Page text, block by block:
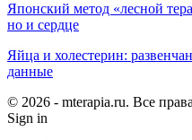
Японский метод «лесной
но и сердце
Яйца и холестерин:
данные
© 2026 - mterapia.ru. Все
Sign in